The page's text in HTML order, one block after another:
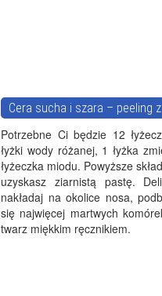
Cera sucha i szara – peeling
Potrzebne Ci będzie 12
łyżki wody różanej, 1 łyżka
łyżeczka miodu. Powyższe
uzyskasz ziarnistą pastę.
nakładaj na okolice nosa,
się najwięcej martwych
twarz miękkim ręcznikiem.